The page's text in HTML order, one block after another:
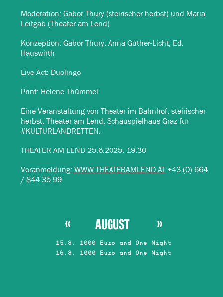
Moderation: Gabor Thury (steirischer herbst) und Maria
Leitgab (Theater am Lend)
Konzeption: Gabor Thury, Anna Güther-Licht, Ed.
Hauswirth
Live Act: Duolingo
Print: Helene Thümmel.
Eine Veranstaltung von Theater im Bahnhof, steirischer
herbst, Theater am Lend, Schauspielhaus Graz für
#KULTURLANDRETTEN.
THEATER AM LEND 25.6.2025. 19:30
Voranmeldung: WWW.THEATERAMLEND.AT +43 (0) 664
/ 844 35 99
AUGUST
15.8. 1000 Euro and One Night
16.8. 1000 Euro and One Night